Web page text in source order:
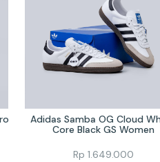
Adidas Samba OG Cloud
Core Black GS Women
Rp 1.649.000